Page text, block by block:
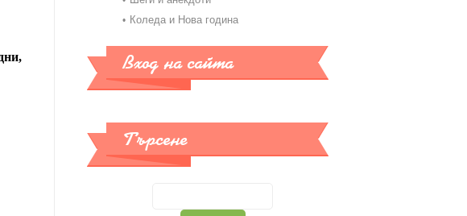
Коледа и Нова година
Вход на сайта
Търсене